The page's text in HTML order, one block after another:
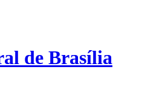
de Brasília